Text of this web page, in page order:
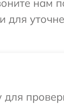
нам
для